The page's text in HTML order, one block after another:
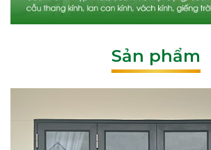
Sản phẩm